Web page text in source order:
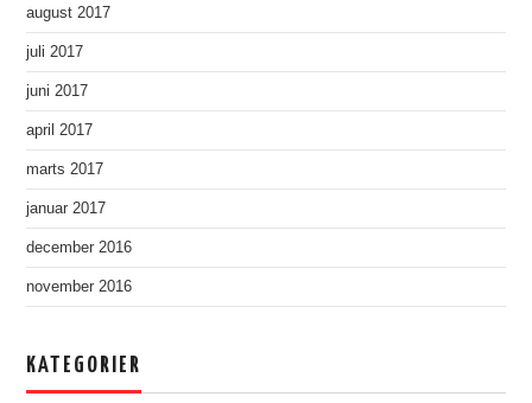
august 2017
juli 2017
juni 2017
april 2017
marts 2017
januar 2017
december 2016
november 2016
KATEGORIER